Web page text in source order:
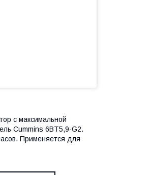
с максимальной
Cummins 6BT5,9-G2.
Применяется для